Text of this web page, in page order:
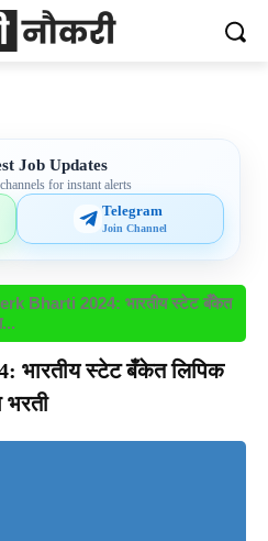
Job Updates
for instant alerts
Telegram
Join Channel
Bharti 2024: भारतीय स्टेट बँकेत
भारतीय स्टेट बँकेत लिपिक
भरती